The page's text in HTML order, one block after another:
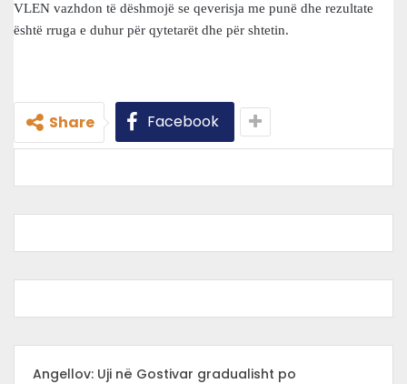
VLEN vazhdon të dëshmojë se qeverisja me punë dhe rezultate
është rruga e duhur për qytetarët dhe për shtetin.
Share Facebook
Angellov: Uji në Gostivar gradualisht po